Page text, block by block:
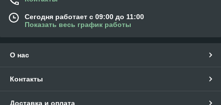
Сегодня работает с 09:00 до 11:00
Показать весь график работы
О нас
Контакты
Доставка и оплата